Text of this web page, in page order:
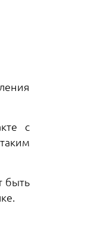
с
быть